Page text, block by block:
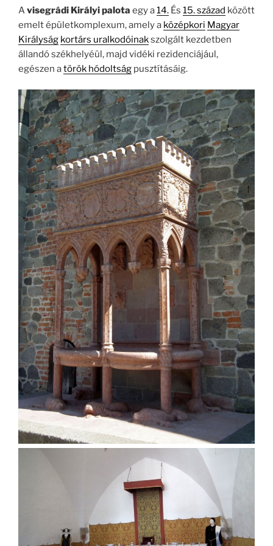
Avisegrádi Királyi palota egy a14. És 15. század között
emelt épületkomplexum, amely a középkori Magyar
Királyság kortárs uralkodóinakszolgált kezdetben
állandó székhelyéül, majd vidéki rezidenciájául,
egészen atörök hódoltság pusztításáig.